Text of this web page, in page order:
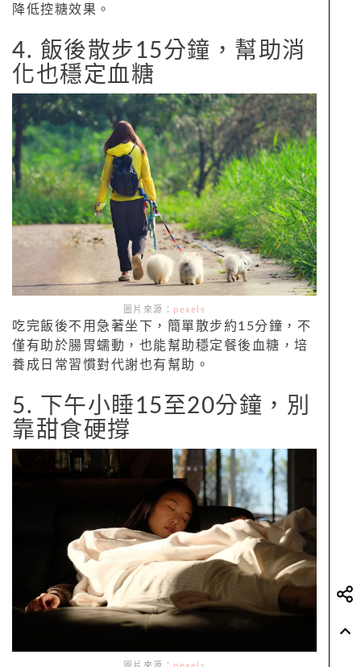
降低控糖效果。
4. 飯後散步15分鐘，幫助消
化也穩定血糖
圖片來源： pexels
吃完飯後不用急著坐下，簡單散步約15分鐘，不
僅有助於腸胃蠕動，也能幫助穩定餐後血糖，培
養成日常習慣對代謝也有幫助。
5. 下午小睡15至20分鐘，別
靠甜食硬撐